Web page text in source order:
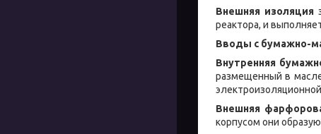
Внешняя изоляция
реактора, и
Вводы с бумажно-
Внутренняя
размещенный в
Внешняя
корпусом они